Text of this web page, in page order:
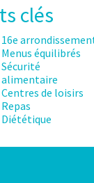
clés
16e
Menus équilibrés
Sécurité
alimentaire
Centres de loisirs
Repas
Diététique